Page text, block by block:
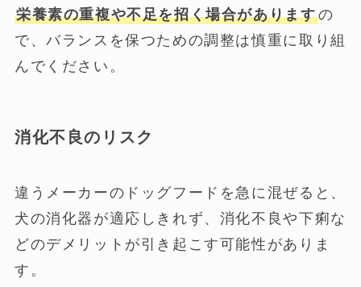
栄養素の重複や不足を招く場合がありますの
で、バランスを保つための調整は慎重に取り組
んでください。
消化不良のリスク
違うメーカーのドッグフードを急に混ぜると、
犬の消化器が適応しきれず、消化不良や下痢な
どのデメリットが引き起こす可能性がありま
す。